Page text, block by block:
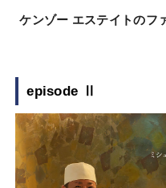
ケンゾー エステイトのフ
episode Ⅱ